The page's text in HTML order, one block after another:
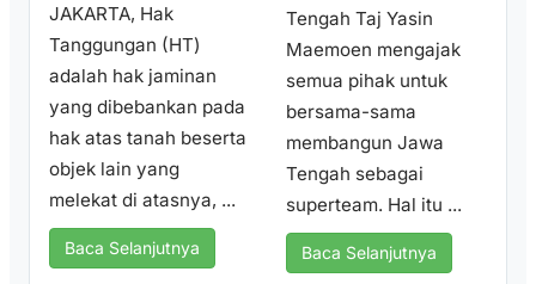
JAKARTA, Hak
Tanggungan (HT)
adalah hak jaminan
yang dibebankan pada
hak atas tanah beserta
objek lain yang
melekat di atasnya, ...
Baca Selanjutnya
Tengah Taj Yasin
Maemoen mengajak
semua pihak untuk
bersama-sama
membangun Jawa
Tengah sebagai
superteam. Hal itu ...
Baca Selanjutnya